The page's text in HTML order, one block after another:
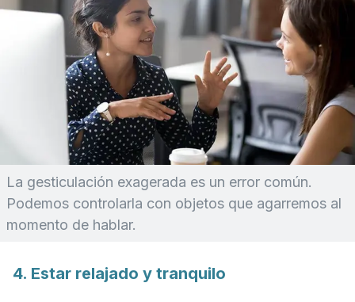
La gesticulación exagerada es un error común.
Podemos controlarla con objetos que agarremos al
momento de hablar.
4. Estar relajado y tranquilo